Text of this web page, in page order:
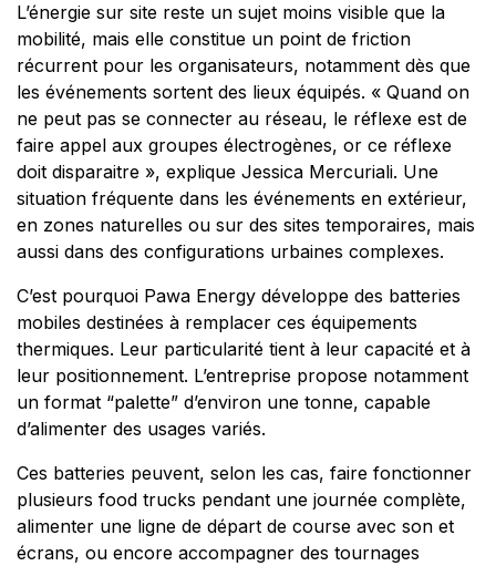
L’énergie sur site reste un sujet moins visible que la
mobilité, mais elle constitue un point de friction
récurrent pour les organisateurs, notamment dès que
les événements sortent des lieux équipés. « Quand on
ne peut pas se connecter au réseau, le réflexe est de
faire appel aux groupes électrogènes, or ce réflexe
doit disparaitre », explique Jessica Mercuriali. Une
situation fréquente dans les événements en extérieur,
en zones naturelles ou sur des sites temporaires, mais
aussi dans des configurations urbaines complexes.
C’est pourquoi Pawa Energy développe des batteries
mobiles destinées à remplacer ces équipements
thermiques. Leur particularité tient à leur capacité et à
leur positionnement. L’entreprise propose notamment
un format “palette” d’environ une tonne, capable
d’alimenter des usages variés.
Ces batteries peuvent, selon les cas, faire fonctionner
plusieurs food trucks pendant une journée complète,
alimenter une ligne de départ de course avec son et
écrans, ou encore accompagner des tournages